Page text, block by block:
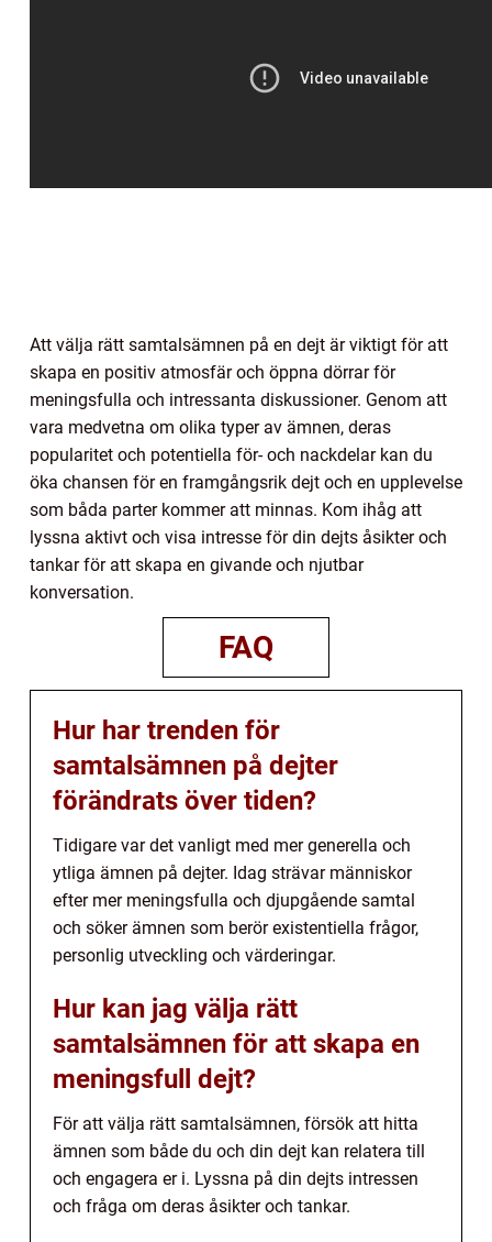
Att välja rätt samtalsämnen på en dejt är viktigt för att
skapa en positiv atmosfär och öppna dörrar för
meningsfulla och intressanta diskussioner. Genom att
vara medvetna om olika typer av ämnen, deras
popularitet och potentiella för- och nackdelar kan du
öka chansen för en framgångsrik dejt och en upplevelse
som båda parter kommer att minnas. Kom ihåg att
lyssna aktivt och visa intresse för din dejts åsikter och
tankar för att skapa en givande och njutbar
konversation.
FAQ
Hur har trenden för
samtalsämnen på dejter
förändrats över tiden?
Tidigare var det vanligt med mer generella och
ytliga ämnen på dejter. Idag strävar människor
efter mer meningsfulla och djupgående samtal
och söker ämnen som berör existentiella frågor,
personlig utveckling och värderingar.
Hur kan jag välja rätt
samtalsämnen för att skapa en
meningsfull dejt?
För att välja rätt samtalsämnen, försök att hitta
ämnen som både du och din dejt kan relatera till
och engagera er i. Lyssna på din dejts intressen
och fråga om deras åsikter och tankar.